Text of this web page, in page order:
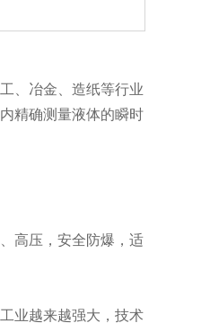
、冶金、造纸等行业
精确测量液体的瞬时
高压，安全防爆，适
业越来越强大，技术